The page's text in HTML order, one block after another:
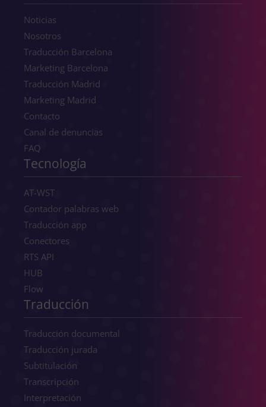
Noticias
Nosotros
Traducción Barcelona
Marketing Barcelona
Traducción Madrid
Marketing Madrid
Contacto
Canal de denuncias
FAQ
Tecnología
AT-WST
Contador palabras web
Traducción app
Conectores
RTS API
HUB
Flow
Traducción
Traducción documental
Traducción jurada
Subtitulación
Transcripción
Interpretación